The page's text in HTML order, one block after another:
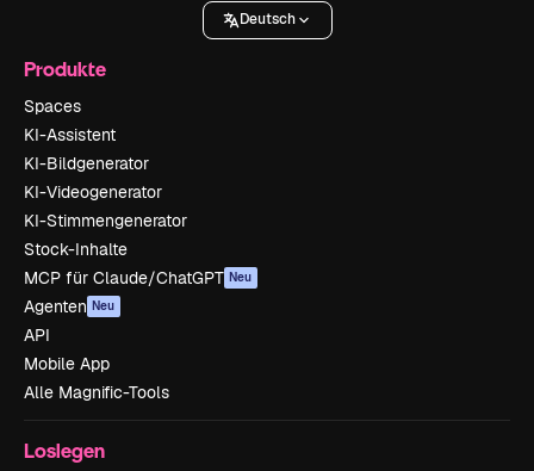
Deutsch
Produkte
Spaces
KI-Assistent
KI-Bildgenerator
KI-Videogenerator
KI-Stimmengenerator
Stock-Inhalte
MCP für Claude/ChatGPT Neu
Agenten Neu
API
Mobile App
Alle Magnific-Tools
Loslegen